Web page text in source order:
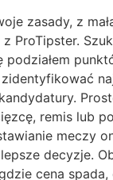
zasady, z
ProTipster.
remis lub
meczy
decyzje.
cena